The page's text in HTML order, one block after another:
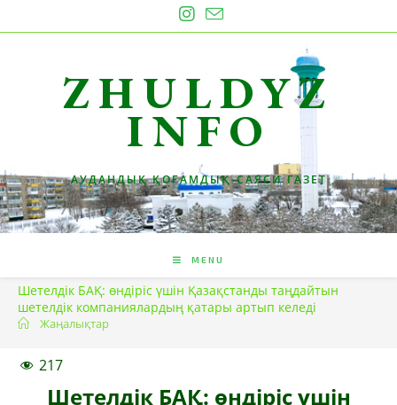
to
ZHULDYZ
INFO
АУДАНДЫҚ ҚОҒАМДЫҚ-САЯСИ ГАЗЕТ
MENU
Шетелдік БАҚ: өндіріс үшін Қазақстанды таңдайтын
шетелдік компаниялардың қатары артып келеді
Жаңалықтар
217
Шетелдік БАҚ: өндіріс үшін